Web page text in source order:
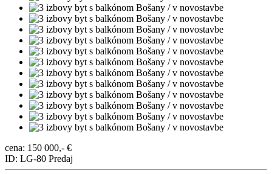
cena: 150 000,- €
ID: LG-80 Predaj